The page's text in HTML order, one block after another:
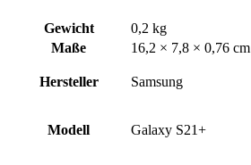
Gewicht
0,2 kg
Maße
16,2 × 7,8 × 0,76 cm
Hersteller Samsung
Modell Galaxy S21+